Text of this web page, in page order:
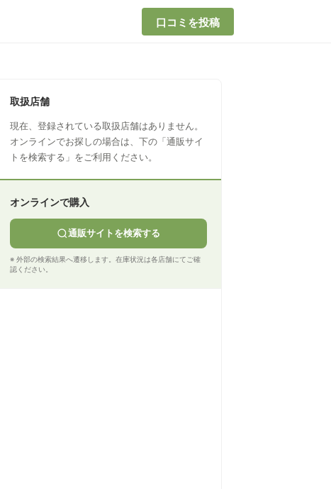
口コミを投稿
取扱店舗
現在、登録されている取扱店舗はありません。
オンラインでお探しの場合は、下の「通販サイ
トを検索する」をご利用ください。
オンラインで購入
通販サイトを検索する
※ 外部の検索結果へ遷移します。在庫状況は各店舗にてご確
認ください。